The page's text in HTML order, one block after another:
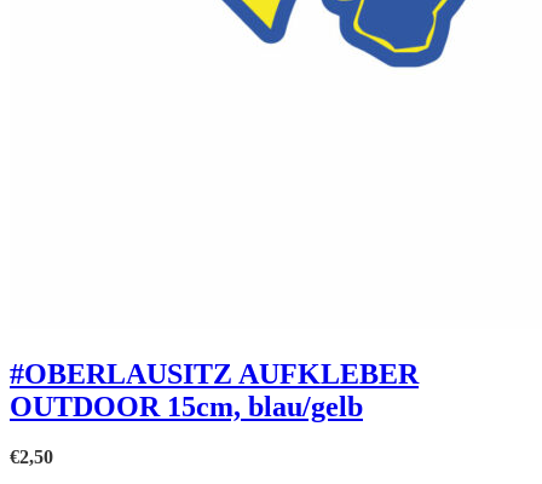
#OBERLAUSITZ AUFKLEBER
OUTDOOR 15cm, blau/gelb
€2,50